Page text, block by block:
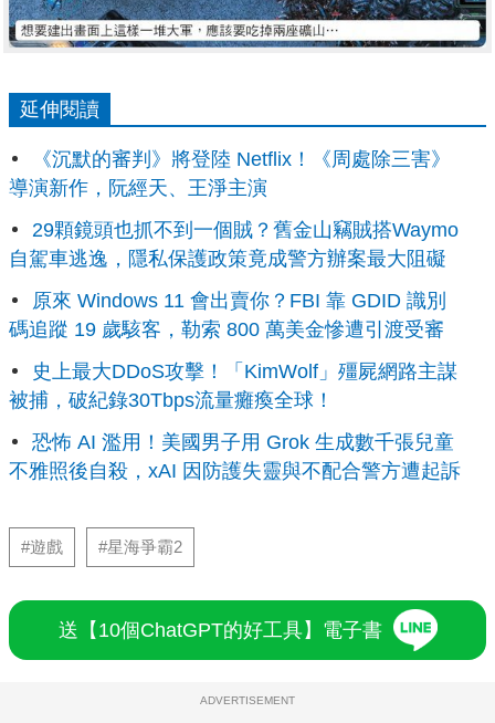
延伸閱讀
《沉默的審判》將登陸 Netflix！《周處除三害》
導演新作，阮經天、王淨主演
29顆鏡頭也抓不到一個賊？舊金山竊賊搭Waymo
自駕車逃逸，隱私保護政策竟成警方辦案最大阻礙
原來 Windows 11 會出賣你？FBI 靠 GDID 識別
碼追蹤 19 歲駭客，勒索 800 萬美金慘遭引渡受審
史上最大DDoS攻擊！「KimWolf」殭屍網路主謀
被捕，破紀錄30Tbps流量癱瘓全球！
恐怖 AI 濫用！美國男子用 Grok 生成數千張兒童
不雅照後自殺，xAI 因防護失靈與不配合警方遭起訴
#遊戲 #星海爭霸2
送【10個ChatGPT的好工具】電子書
ADVERTISEMENT